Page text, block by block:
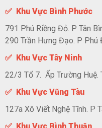
✅ Khu Vực Bình Phước
791 Phú Riềng Đỏ. P Tân
290 Trần Hưng Đạo. P Phú
✅ Khu Vực Tây Ninh
22/3 Tổ 7. Ấp Trường Huệ.
✅ Khu Vực Vũng Tàu
127a Xô Viết Nghệ Tĩnh. P